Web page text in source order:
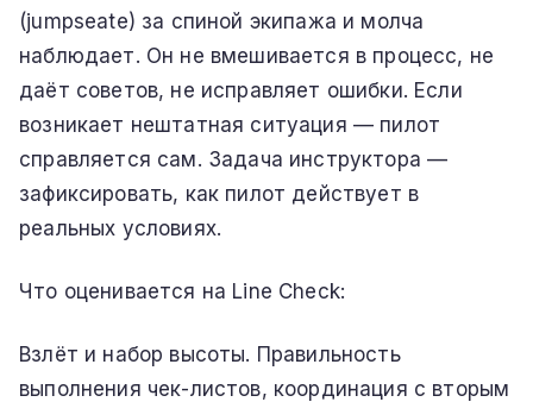
(jumpseate) за спиной экипажа и молча
наблюдает. Он не вмешивается в процесс, не
даёт советов, не исправляет ошибки. Если
возникает нештатная ситуация — пилот
справляется сам. Задача инструктора —
зафиксировать, как пилот действует в
реальных условиях.
Что оценивается на Line Check:
Взлёт и набор высоты. Правильность
выполнения чек-листов, координация с вторым